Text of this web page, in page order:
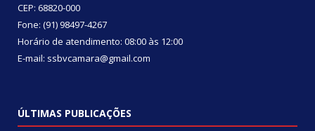
CEP: 68820-000
Fone: (91) 98497-4267
Horário de atendimento: 08:00 às 12:00
E-mail: ssbvcamara@gmail.com
ÚLTIMAS PUBLICAÇÕES